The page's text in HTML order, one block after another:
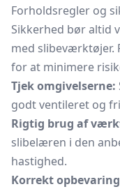
Forholdsregler og
Sikkerhed bør altid
med slibeværktøjer.
for at minimere
Tjek omgivelserne:
godt ventileret og
Rigtig brug af
slibelæren i den
hastighed.
Korrekt